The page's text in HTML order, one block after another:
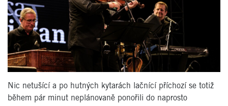
Nic netušící a po hutných kytarách lačnící příchozí se totiž
během pár minut neplánovaně ponořili do naprosto